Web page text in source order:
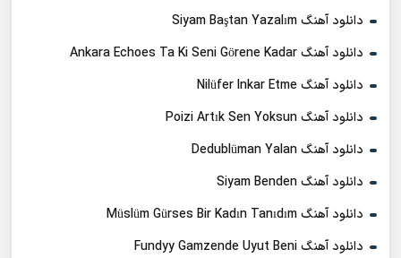
دانلود آهنگ Siyam Baştan Yazalım
دانلود آهنگ Ankara Echoes Ta Ki Seni Görene Kadar
دانلود آهنگ Nilüfer Inkar Etme
دانلود آهنگ Poizi Artık Sen Yoksun
دانلود آهنگ Dedublüman Yalan
دانلود آهنگ Siyam Benden
دانلود آهنگ Müslüm Gürses Bir Kadın Tanıdım
دانلود آهنگ Fundyy Gamzende Uyut Beni